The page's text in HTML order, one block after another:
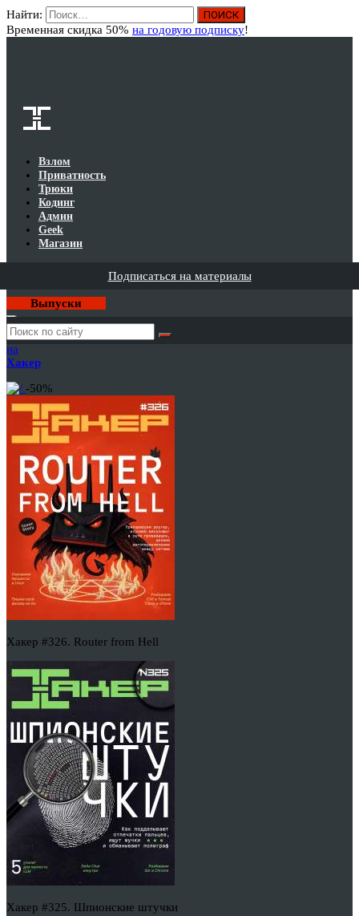
Найти:
Временная скидка 50% на годовую подписку!
Взлом
Приватность
Трюки
Кодинг
Админ
Geek
Магазин
Подписаться на материалы
Выпуски
Годовая
подписка
на
Хакер
-50%
Хакер #326. Router from Hell
Хакер #325. Шпионские штучки